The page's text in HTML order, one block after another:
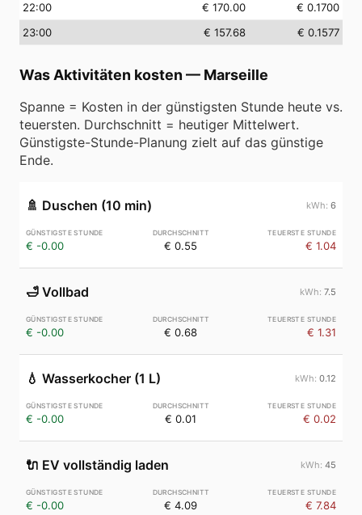
22:00 € 170.00
€ 0.1700
23:00 € 157.68 € 0.1577
Was Aktivitäten kosten — Marseille
Spanne = Kosten in der günstigsten Stunde heute vs.
teuersten. Durchschnitt = heutiger Mittelwert.
Günstigste-Stunde-Planung zielt auf das günstige
Ende.
🚿 Duschen (10 min) 6
€ -0.00 € 0.55 € 1.04
🛁 Vollbad 7.5
€ -0.00 € 0.68 € 1.31
💧 Wasserkocher (1 L) 0.12
€ -0.00 € 0.01 € 0.02
🔌 EV vollständig laden 45
€ -0.00 € 4.09 € 7.84